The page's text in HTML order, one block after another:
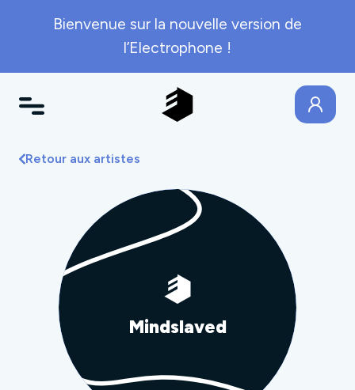
Bienvenue sur la nouvelle version de
l’Electrophone !
Retour aux artistes
Mindslaved